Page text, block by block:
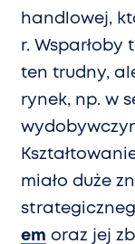
handlowej,
r. Wsparłoby
ten trudny,
rynek, np. w
miało duże
em oraz jej